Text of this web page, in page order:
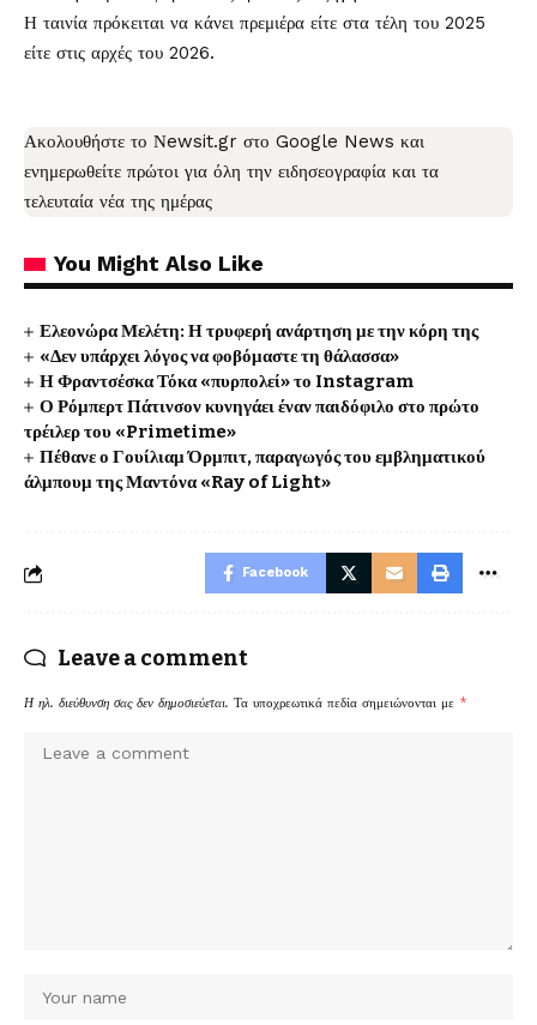
Η ταινία πρόκειται να κάνει πρεμιέρα είτε στα τέλη του 2025
είτε στις αρχές του 2026.
Ακολουθήστε το Νewsit.gr στο Google News και
ενημερωθείτε πρώτοι για όλη την ειδησεογραφία και τα
τελευταία νέα της ημέρας
You Might Also Like
Ελεονώρα Μελέτη: Η τρυφερή ανάρτηση με την κόρη της
«Δεν υπάρχει λόγος να φοβόμαστε τη θάλασσα»
Η Φραντσέσκα Τόκα «πυρπολεί» το Instagram
Ο Ρόμπερτ Πάτινσον κυνηγάει έναν παιδόφιλο στο πρώτο
τρέιλερ του «Primetime»
Πέθανε ο Γουίλιαμ Όρμπιτ, παραγωγός του εμβληματικού
άλμπουμ της Μαντόνα «Ray of Light»
Facebook
Leave a comment
Η ηλ. διεύθυνση σας δεν δημοσιεύεται. Τα υποχρεωτικά πεδία σημειώνονται με *